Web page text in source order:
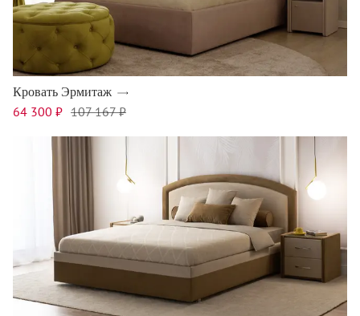
Кровать Эрмитаж
64 300 ₽ 107 167 ₽